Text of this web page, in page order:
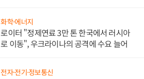
화학·에너지
로이터 "정제연료 3만 톤 한국에서 러시아
로 이동", 우크라이나의 공격에 수요 늘어
전자·전기·정보통신